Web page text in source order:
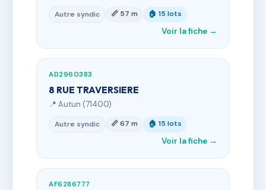
Autre syndic 📏 57 m 🏠 15 lots
Voir la fiche →
AD2960383
8 RUE TRAVERSIERE
📍 Autun (71400)
Autre syndic 📏 67 m 🏠 15 lots
Voir la fiche →
AF6286777